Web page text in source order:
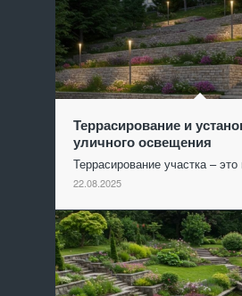
Террасирование и
уличного освещения
Террасирование участка –
22.08.2025